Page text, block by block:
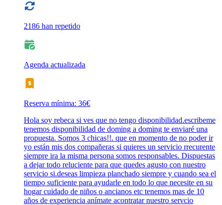
2186 han repetido
Agenda actualizada
Reserva mínima: 36€
Hola soy rebeca si ves que no tengo disponibilidad.escribeme
tenemos disponibilidad de doming a doming te enviaré una
propuesta. Somos 3 chicas!!. que en momento de no poder ir
yo están mis dos compañeras si quieres un servicio rrecurente
siempre ira la misma persona somos responsables. Dispuestas
a dejar todo reluciente para que quedes agusto con nuestro
servicio si.deseas limpieza planchado siempre y cuando sea el
tiempo suficiente para ayudarle en todo lo que necesite en su
hogar cuidado de niños o ancianos etc tenemos mas de 10
años de experiencia anímate acontratar nuestro servcio